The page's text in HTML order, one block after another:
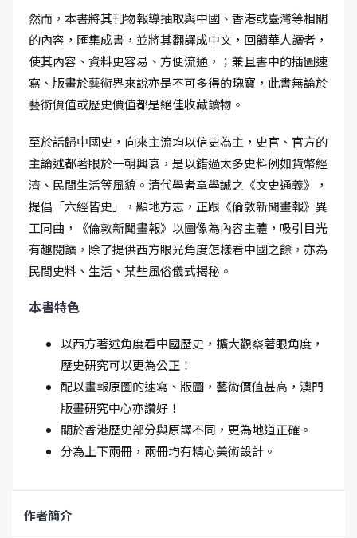
然而，本書將其刊物報導抽取與中國、香港或臺灣等相關
的內容，匯集成書，並將其翻譯成中文，回饋華人讀者，
使其內容、資料更容易、方便流通，；兼且書中的插圖速
寫、版畫於藝術界來說亦是不可多得的瑰寶，此書無論於
藝術價值或歷史價值都是絕佳收藏讀物。
至於話歸中國史，向來主流均以信史為主，史官、官方的
主論述都著眼於一朝興衰，是以錯過太多史料例如貨幣經
濟、民間生活等風貌。清代學者章學誠之《文史通義》，
提倡「六經皆史」，顯地方志，正跟《倫敦新聞畫報》異
工同曲，《倫敦新聞畫報》以圖像為內容主體，吸引目光
有趣閱讀，除了提供西方眼光角度怎樣看中國之餘，亦為
民間史料、生活、某些風俗儀式揭秘。
本書特色
以西方著述角度看中國歷史，擴大觀察著眼角度，
歷史研究可以更為公正！
配以畫報原圖的速寫、版圖，藝術價值甚高，澳門
版畫研究中心亦讚好！
關於香港歷史部分與原譯不同，更為地道正確。
分為上下兩冊，兩冊均有精心美術設計。
作者簡介